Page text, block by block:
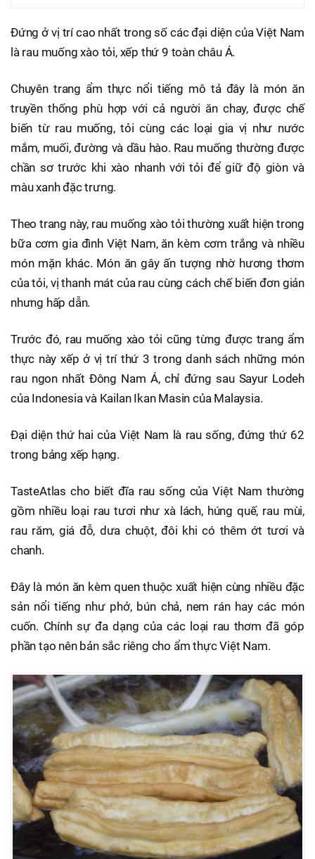
Đứng ở vị trí cao nhất trong số các đại diện của Việt Nam
là rau muống xào tỏi, xếp thứ 9 toàn châu Á.
Chuyên trang ẩm thực nổi tiếng mô tả đây là món ăn
truyền thống phù hợp với cả người ăn chay, được chế
biến từ rau muống, tỏi cùng các loại gia vị như nước
mắm, muối, đường và dầu hào. Rau muống thường được
chần sơ trước khi xào nhanh với tỏi để giữ độ giòn và
màu xanh đặc trưng.
Theo trang này, rau muống xào tỏi thường xuất hiện trong
bữa cơm gia đình Việt Nam, ăn kèm cơm trắng và nhiều
món mặn khác. Món ăn gây ấn tượng nhờ hương thơm
của tỏi, vị thanh mát của rau cùng cách chế biến đơn giản
nhưng hấp dẫn.
Trước đó, rau muống xào tỏi cũng từng được trang ẩm
thực này xếp ở vị trí thứ 3 trong danh sách những món
rau ngon nhất Đông Nam Á, chỉ đứng sau Sayur Lodeh
của Indonesia và Kailan Ikan Masin của Malaysia.
Đại diện thứ hai của Việt Nam là rau sống, đứng thứ 62
trong bảng xếp hạng.
TasteAtlas cho biết đĩa rau sống của Việt Nam thường
gồm nhiều loại rau tươi như xà lách, húng quế, rau mùi,
rau răm, giá đỗ, dưa chuột, đôi khi có thêm ớt tươi và
chanh.
Đây là món ăn kèm quen thuộc xuất hiện cùng nhiều đặc
sản nổi tiếng như phở, bún chả, nem rán hay các món
cuốn. Chính sự đa dạng của các loại rau thơm đã góp
phần tạo nên bản sắc riêng cho ẩm thực Việt Nam.